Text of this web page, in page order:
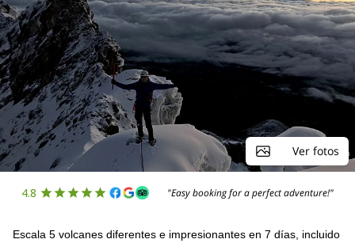
Ver fotos
4.8 "Easy booking for a perfect adventure!"
Escala 5 volcanes diferentes e impresionantes en 7 días, incluido